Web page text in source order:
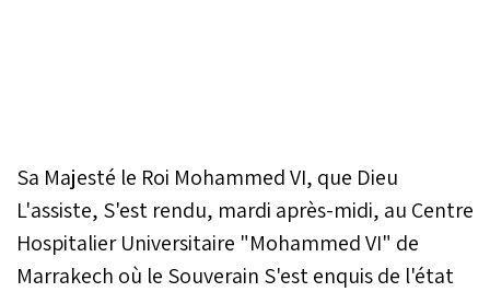
Sa Majesté le Roi Mohammed VI, que Dieu
L'assiste, S'est rendu, mardi après-midi, au Centre
Hospitalier Universitaire "Mohammed VI" de
Marrakech où le Souverain S'est enquis de l'état